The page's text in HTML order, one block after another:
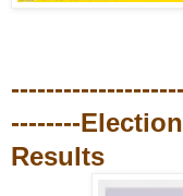
--------
Results